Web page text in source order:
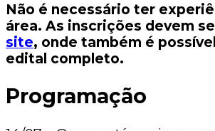
Não é necessário ter
área. As inscrições devem
site, onde também é
edital completo.
Programação